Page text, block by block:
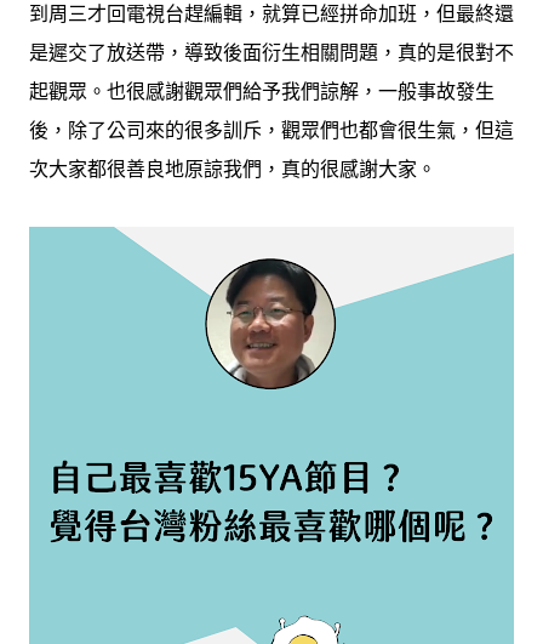
到周三才回電視台趕編輯，就算已經拼命加班，但最終還
是遲交了放送帶，導致後面衍生相關問題，真的是很對不
起觀眾。也很感謝觀眾們給予我們諒解，一般事故發生
後，除了公司來的很多訓斥，觀眾們也都會很生氣，但這
次大家都很善良地原諒我們，真的很感謝大家。